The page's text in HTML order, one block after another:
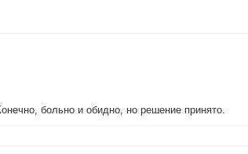
больно и обидно, но решение принято.